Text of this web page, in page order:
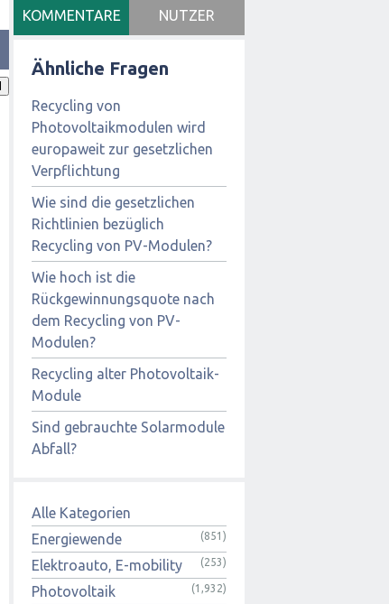
KOMMENTARE NUTZER
Ähnliche Fragen
Recycling von
Photovoltaikmodulen wird
europaweit zur gesetzlichen
Verpflichtung
Wie sind die gesetzlichen
Richtlinien bezüglich
Recycling von PV-Modulen?
Wie hoch ist die
Rückgewinnungsquote nach
dem Recycling von PV-
Modulen?
Recycling alter Photovoltaik-
Module
Sind gebrauchte Solarmodule
Abfall?
Alle Kategorien
Energiewende
(851)
Elektroauto, E-mobility (253)
Photovoltaik (1,932)